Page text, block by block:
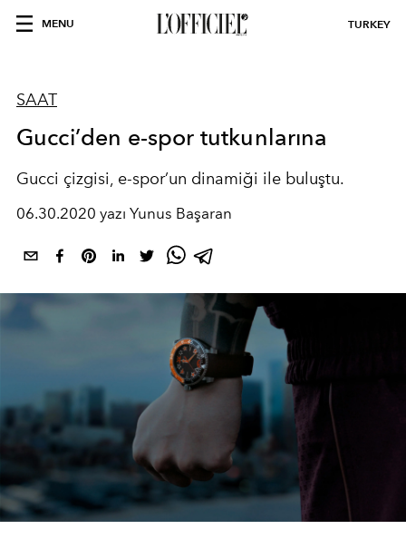
MENU TURKEY
SAAT
Gucci’den e-spor tutkunlarına
Gucci çizgisi, e-spor’un dinamiği ile buluştu.
06.30.2020 yazı Yunus Başaran